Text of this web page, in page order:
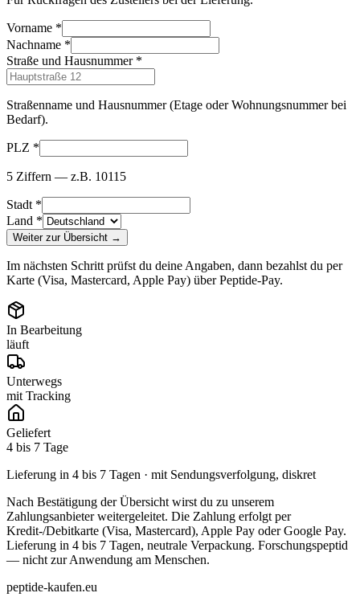
Vorname *
Nachname *
Straße und Hausnummer*
Straßenname und Hausnummer (Etage oder Wohnungsnummer bei
Bedarf).
PLZ *
5 Ziffern — z.B. 10115
Stadt *
Land *
Weiter zur Übersicht →
Im nächsten Schritt prüfst du deine Angaben, dann bezahlst du per
Karte (Visa, Mastercard, Apple Pay) über Peptide-Pay.
In Bearbeitung
läuft
Unterwegs
mit Tracking
Geliefert
4 bis 7 Tage
Lieferung in 4 bis 7 Tagen · mit Sendungsverfolgung, diskret
Nach Bestätigung der Übersicht wirst du zu unserem
Zahlungsanbieter weitergeleitet. Die Zahlung erfolgt per
Kredit-/Debitkarte (Visa, Mastercard), Apple Pay oder Google Pay.
Lieferung in 4 bis 7 Tagen, neutrale Verpackung. Forschungspeptid
— nicht zur Anwendung am Menschen.
peptide-kaufen.eu